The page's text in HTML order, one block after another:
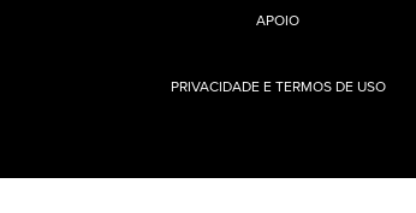
APOIO
PRIVACIDADE E TERMOS DE USO